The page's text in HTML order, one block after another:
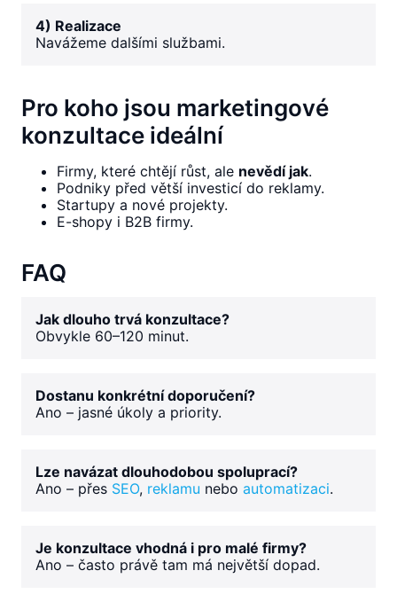
4) Realizace
Navážeme dalšími službami.
Pro koho jsou marketingové
konzultace ideální
Firmy, které chtějí růst, ale nevědí jak.
Podniky před větší investicí do reklamy.
Startupy a nové projekty.
E-shopy i B2B firmy.
FAQ
Jak dlouho trvá konzultace?
Obvykle 60–120 minut.
Dostanu konkrétní doporučení?
Ano – jasné úkoly a priority.
Lze navázat dlouhodobou spoluprací?
Ano – přes SEO, reklamu nebo automatizaci.
Je konzultace vhodná i pro malé firmy?
Ano – často právě tam má největší dopad.